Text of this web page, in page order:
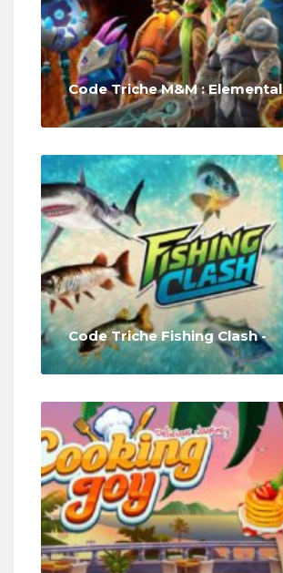
Code Triche M&M : Elemental
Code Triche Fishing Clash -